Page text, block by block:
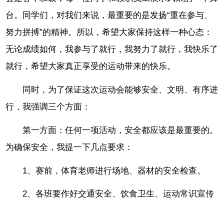
台。同学们，对我们来说，最重要的是发扬“重在参与、
努力拼搏”的精神。所以，希望大家保持这样一种心态：
无论成绩如何，我参与了就行，我努力了就行，我快乐了
就行，希望大家真正享受的运动带来的快乐。
同时，为了保证这次运动会能够安全、文明、有序进
行，我强调三个方面：
第一方面：任何一项活动，安全都应该是最重要的。
为确保安全，我提一下几点要求：
1、赛前，体育老师进行场地、器材的安全检查。
2、各班要作好交通安全、饮食卫生、运动常识宣传